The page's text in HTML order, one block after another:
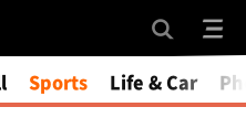
Sports Life & Car